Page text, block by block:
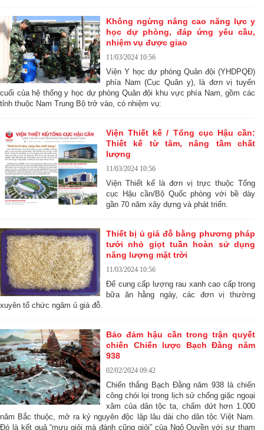
Không ngừng nâng cao năng lực y
học dự phòng, đáp ứng yêu cầu,
nhiệm vụ được giao
11/03/2024 10:56
Viện Y học dự phòng Quân đội (YHDPQĐ)
phía Nam (Cục Quân y), là đơn vị tuyến
cuối của hệ thống y học dự phòng Quân đội khu vực phía Nam, gồm các
tỉnh thuộc Nam Trung Bộ trở vào, có nhiệm vụ:
Viện Thiết kế / Tổng cục Hậu cần:
Thiết kế từ tâm, nâng tầm chất
lượng
11/03/2024 10:56
Viện Thiết kế là đơn vị trực thuộc Tổng
cục Hậu cần/Bộ Quốc phòng với bề dày
gần 70 năm xây dựng và phát triển.
Thiết bị ủ giá đỗ bằng phương pháp
tưới nhỏ giọt tuần hoàn sử dụng
năng lượng mặt trời
11/03/2024 10:56
Để cung cấp lượng rau xanh cao cấp trong
bữa ăn hằng ngày, các đơn vị thường
xuyên tổ chức ngâm ủ giá đỗ.
Bảo đảm hậu cần trong trận quyết
chiến Chiến lược Bạch Đằng năm
938
02/02/2024 09:42
Chiến thắng Bạch Đằng năm 938 là chiến
công chói lọi trong lịch sử chống giặc ngoại
xâm của dân tộc ta, chấm dứt hơn 1.000
năm Bắc thuộc, mở ra kỷ nguyên độc lập lâu dài cho dân tộc Việt Nam.
Đó là kết quả “mưu giỏi mà đánh cũng giỏi” của Ngô Quyền với sự tham